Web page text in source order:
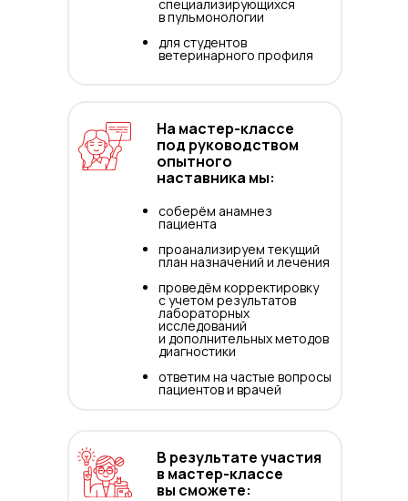
специализирующихся
в пульмонологии
для студентов
ветеринарного профиля
соберём анамнез
пациента
проанализируем текущий
план назначений и лечения
проведём корректировку
с учетом результатов
лабораторных
исследований
и дополнительных методов
диагностики
ответим на частые вопросы
пациентов и врачей
На мастер-классе
под руководством
опытного
наставника мы:
В результате участия
в мастер-классе
вы сможете: